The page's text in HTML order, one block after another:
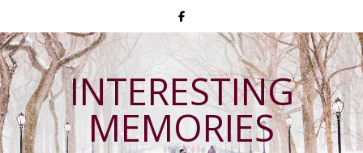
INTERESTING
MEMORIES